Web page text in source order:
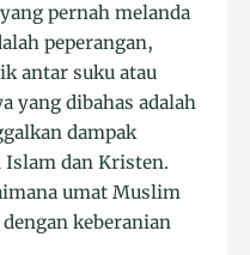
pernah melanda
peperangan,
antar suku atau
yang dibahas adalah
dampak
Islam dan Kristen.
umat Muslim
keberanian